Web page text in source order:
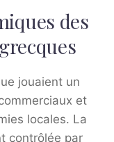
des
jouaient un
et
locales. La
contrôlée par